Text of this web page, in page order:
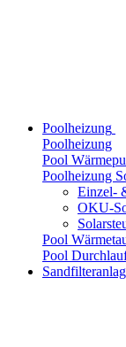
Poolheizung
Poolheizung
Pool
Poolheizung
Einzel-
OKU-
Pool
Pool